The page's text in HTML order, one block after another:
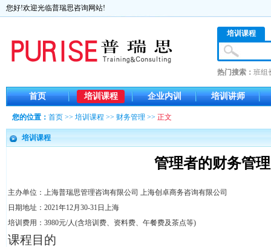
您好!欢迎光临普瑞思咨询网站!
培训课程
热门搜索： 班组
首页 培训课程 企业内训 培训讲师
您的位置： 首页 >> 培训课程 >> 财务管理 >> 正文
培训课程
管理者的财务管理
主办单位：上海普瑞思管理咨询有限公司 上海创卓商务咨询有限公司
日期地址：2021年12月30-31日上海
培训费用：3980元/人(含培训费、资料费、午餐费及茶点等)
课程目的